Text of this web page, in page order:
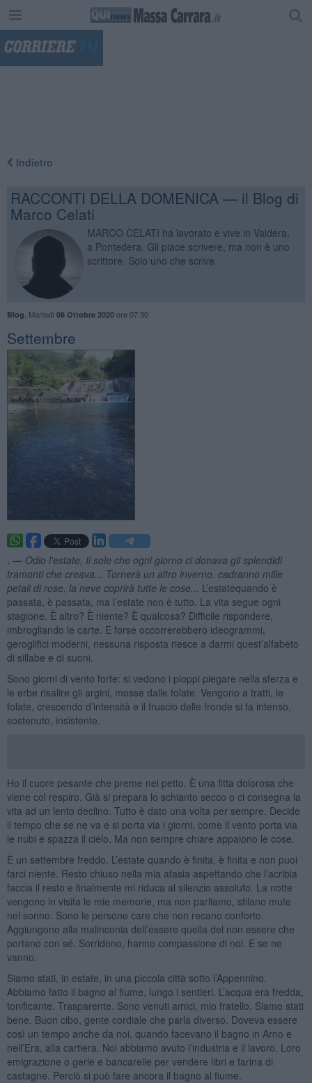
Indietro
RACCONTI DELLA DOMENICA — il Blog di
Marco Celati
MARCO CELATI ha lavorato e vive in Valdera,
a Pontedera. Gli piace scrivere, ma non è uno
scrittore. Solo uno che scrive.
Blog Martedì 06 Ottobre 2020ore 07:30
Settembre
. — Odio l'estate, Il sole che ogni giorno ci donava gli splendidi
tramonti che creava... Tornerà un altro inverno. cadranno mille
petali di rose, la neve coprirà tutte le cose... L’estatequando è
passata, è passata, ma l’estate non è tutto. La vita segue ogni
stagione. È altro? È niente? È qualcosa? Difficile rispondere,
imbrogliando le carte. E forse occorrerebbero ideogrammi,
geroglifici moderni, nessuna risposta riesce a darmi quest’alfabeto
di sillabe e di suoni.
Sono giorni di vento forte: si vedono i pioppi piegare nella sferza e
le erbe risalire gli argini, mosse dalle folate. Vengono a tratti, le
folate, crescendo d’intensità e il fruscio delle fronde si fa intenso,
sostenuto, insistente.
Ho il cuore pesante che preme nel petto. È una fitta dolorosa che
viene col respiro. Già si prepara lo schianto secco o ci consegna la
vita ad un lento declino. Tutto è dato una volta per sempre. Decide
il tempo che se ne va e si porta via i giorni, come il vento porta via
le nubi e spazza il cielo. Ma non sempre chiare appaiono le cose.
È un settembre freddo. L’estate quando è finita, è finita e non puoi
farci niente. Resto chiuso nella mia afasia aspettando che l’acribia
faccia il resto e finalmente mi riduca al silenzio assoluto. La notte
vengono in visita le mie memorie, ma non parliamo, sfilano mute
nel sonno. Sono le persone care che non recano conforto.
Aggiungono alla malinconia dell’essere quella del non essere che
portano con sé. Sorridono, hanno compassione di noi. E se ne
vanno.
Siamo stati, in estate, in una piccola città sotto l’Appennino.
Abbiamo fatto il bagno al fiume, lungo i sentieri. L’acqua era fredda,
tonificante. Trasparente. Sono venuti amici, mio fratello. Siamo stati
bene. Buon cibo, gente cordiale che parla diverso. Doveva essere
così un tempo anche da noi, quando facevano il bagno in Arno e
nell’Era, alla cartiera. Noi abbiamo avuto l’industria e il lavoro. Loro
emigrazione o gerle e bancarelle per vendere libri e farina di
castagne. Perciò si può fare ancora il bagno al fiume.